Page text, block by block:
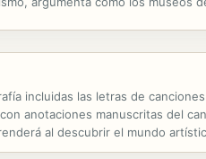
incluidas las letras de
anotaciones manuscritas del
al descubrir el mundo
Un recorrido en el